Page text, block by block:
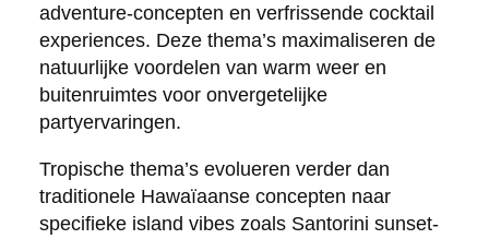
adventure-concepten en verfrissende cocktail
experiences. Deze thema’s maximaliseren de
natuurlijke voordelen van warm weer en
buitenruimtes voor onvergetelijke
partyervaringen.
Tropische thema’s evolueren verder dan
traditionele Hawaïaanse concepten naar
specifieke island vibes zoals Santorini sunset-